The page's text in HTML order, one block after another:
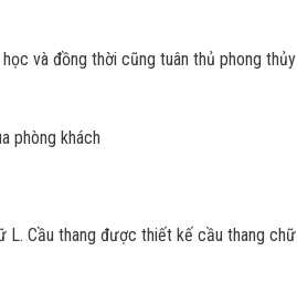
và đồng thời cũng tuân thủ phong thủy
phòng khách
L. Cầu thang được thiết kế cầu thang chữ